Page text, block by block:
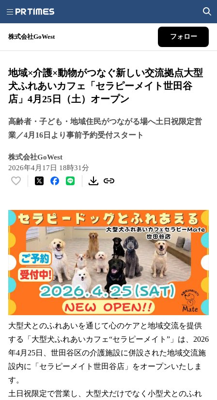
株式会社GoWest フォロー
地域×介護×動物がつなぐ新しい交流拠点大型
犬ふれあいカフェ「セラピーメイト世田谷
店」4月25日（土）オープン
高齢者・子ども・地域住民がつながる場へ土日祝限定営
業／4月16日より事前予約受付スタート
株式会社GoWest
2026年4月17日 18時31分
い
！
数
を
み
込
み
中
す
大型犬とのふれあいを通じて心のケアと地域交流を提供
する「大型犬ふれあいカフェ“セラピーメイト”」は、2026
年4月25日、世田谷区の介護施設に併設された地域交流施
設内に「セラピーメイト世田谷店」をオープンいたしま
す。
土日祝限定で営業し、大型犬だけでなく小型犬とのふれ